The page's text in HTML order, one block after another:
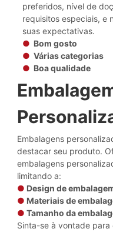
preferidos, nível de
requisitos especiais, e
suas expectativas.
● Bom gosto
● Várias categorias
● Boa qualidade
Embalagens
destacar seu produto.
embalagens
limitando a:
● Design de
● Materiais de
●Tamanho da
Sinta-se à vontade